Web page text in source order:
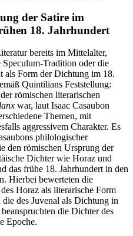
der Satire im
18. Jahrhundert
bereits im Mittelalter,
Speculum-Tradition oder die
als Form der Dichtung im 18.
Quintilians Feststellung:
römischen literarischen
war, laut Isaac Casaubon
Themen, mit
aggressivem Charakter. Es
philologischer
den römischen Ursprung der
Dichter wie Horaz und
das frühe 18. Jahrhundert in den
Hierbei bewerteten die
Horaz als literarische Form
des Juvenal als Dichtung in
die Dichter des
Epoche.